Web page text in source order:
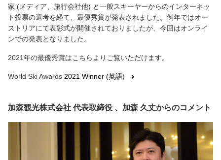
家 ( メディア、旅行会社他) と一般スキーヤーからのインターネッ
ト投票の選考を経て、最優秀賞が発表されました。 例年ではオー
ストリアにて表彰式が開催されておりましたが、今回はオンライ
ンでの発表となりました。
2021年の最優秀賞はこちらよりご覧いただけます。
World Ski Awards 2021 Winner (英語)
加森観光株式会社 代表取締役 、加森 久丈からのコメント